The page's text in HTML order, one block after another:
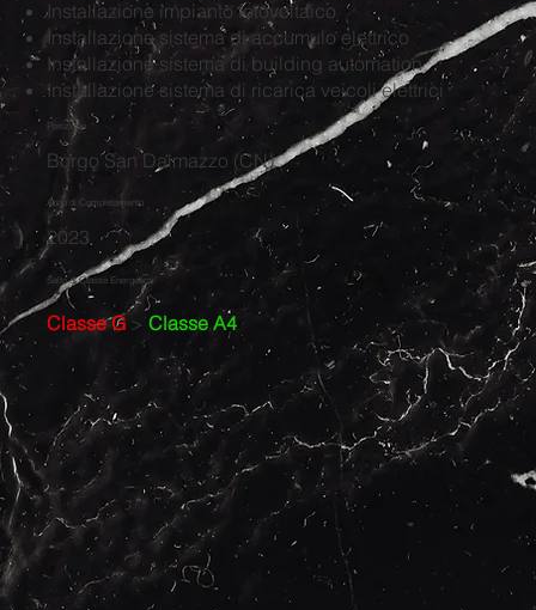
Installazione impianto fotovoltaico
Installazione sistema di accumulo elettrico
Installazione sistema di building automation
Installazione sistema di ricarica veicoli elettrici
Posizione
Borgo San Dalmazzo (CN)
Anno di Completamento
2023
Salto di Classe Energetica
Classe G>Classe A4